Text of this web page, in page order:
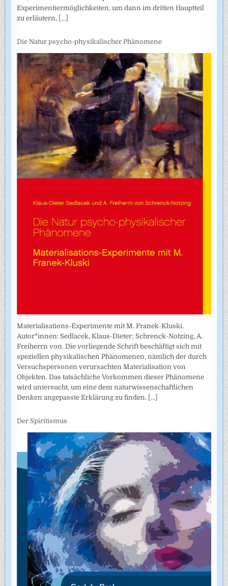
Experimentiermöglichkeiten, um dann im dritten Hauptteil
zu erläutern, [...]
Die Natur psycho-physikalischer Phänomene
Materialisations-Experimente mit M. Franek-Kluski.
Autor*innen: Sedlacek, Klaus-Dieter; Schrenck-Notzing, A.
Freiherrn von. Die vorliegende Schrift beschäftigt sich mit
speziellen physikalischen Phänomenen, nämlich der durch
Versuchspersonen verursachten Materialisation von
Objekten. Das tatsächliche Vorkommen dieser Phänomene
wird untersucht, um eine dem naturwissenschaftlichen
Denken angepasste Erklärung zu finden. [...]
Der Spiritismus